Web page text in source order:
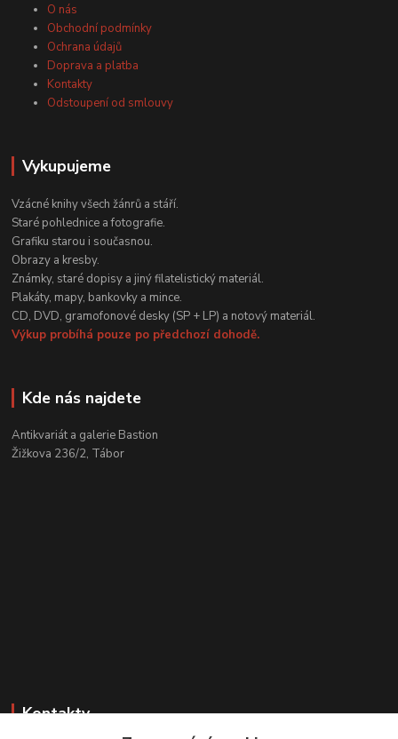
O nás
Obchodní podmínky
Ochrana údajů
Doprava a platba
Kontakty
Odstoupení od smlouvy
Vykupujeme
Vzácné knihy všech žánrů a stáří.
Staré pohlednice a fotografie.
Grafiku starou i současnou.
Obrazy a kresby.
Známky, staré dopisy a jiný filatelistický materiál.
Plakáty, mapy, bankovky a mince.
CD, DVD, gramofonové desky (SP + LP) a notový materiál.
Výkup probíhá pouze po předchozí dohodě.
Kde nás najdete
Antikvariát a galerie Bastion
Žižkova 236/2, Tábor
Kontakty